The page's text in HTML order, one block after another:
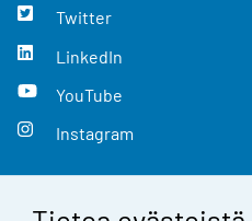
Twitter
LinkedIn
YouTube
Instagram